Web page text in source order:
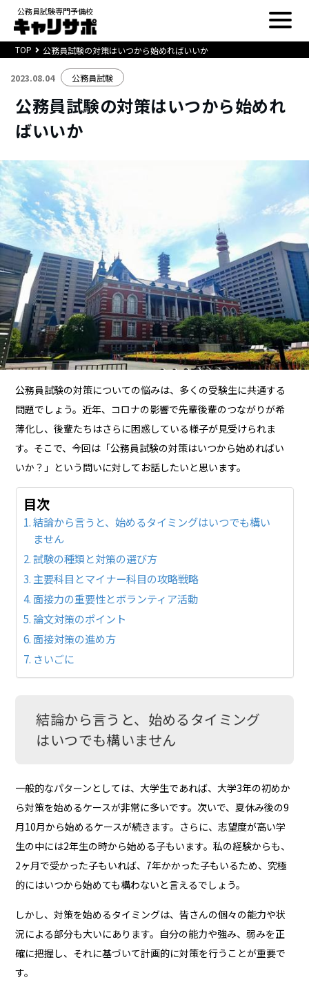
公務員試験専門予備校
TOP 公務員試験の対策はいつから始めればいいか
2023.08.04 公務員試験
公務員試験の対策はいつから始めれ
ばいいか
公務員試験の対策についての悩みは、多くの受験生に共通する
問題でしょう。近年、コロナの影響で先輩後輩のつながりが希
薄化し、後輩たちはさらに困惑している様子が見受けられま
す。そこで、今回は「公務員試験の対策はいつから始めればい
いか？」という問いに対してお話したいと思います。
目次
結論から言うと、始めるタイミングはいつでも構い
ません
試験の種類と対策の選び方
主要科目とマイナー科目の攻略戦略
面接力の重要性とボランティア活動
論文対策のポイント
面接対策の進め方
さいごに
結論から言うと、始めるタイミング
はいつでも構いません
一般的なパターンとしては、大学生であれば、大学3年の初めか
ら対策を始めるケースが非常に多いです。次いで、夏休み後の9
月10月から始めるケースが続きます。さらに、志望度が高い学
生の中には2年生の時から始める子もいます。私の経験からも、
2ヶ月で受かった子もいれば、7年かかった子もいるため、究極
的にはいつから始めても構わないと言えるでしょう。
しかし、対策を始めるタイミングは、皆さんの個々の能力や状
況による部分も大いにあります。自分の能力や強み、弱みを正
確に把握し、それに基づいて計画的に対策を行うことが重要で
す。